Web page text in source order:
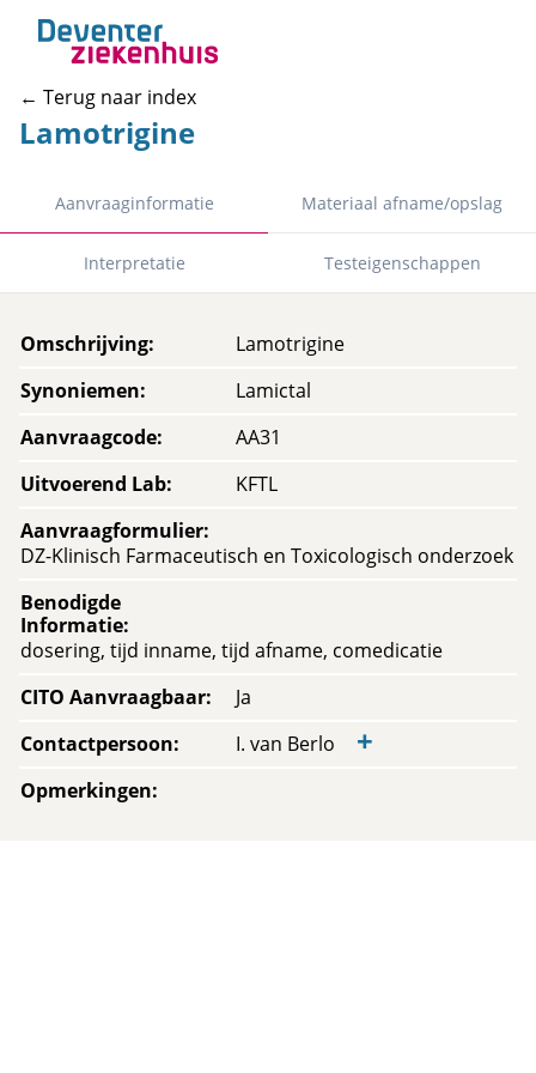
← Terug naar index
Lamotrigine
Aanvraaginformatie Materiaal afname/opslag
Interpretatie Testeigenschappen
Omschrijving:
Lamotrigine
Synoniemen:
Lamictal
Aanvraagcode:
AA31
Uitvoerend Lab:
KFTL
Aanvraagformulier:
DZ-Klinisch Farmaceutisch en Toxicologisch onderzoek
Benodigde
Informatie:
dosering, tijd inname, tijd afname, comedicatie
CITO Aanvraagbaar:
Ja
Contactpersoon: I. van Berlo +
Opmerkingen: